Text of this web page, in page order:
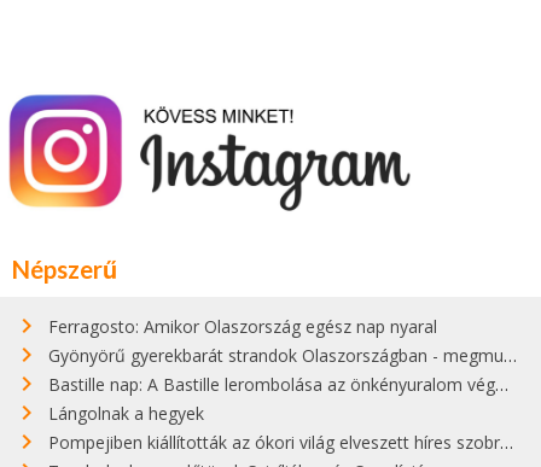
Népszerű
Ferragosto: Amikor Olaszország egész nap nyaral
Gyönyörű gyerekbarát strandok Olaszországban - megmutatjuk a 15 legjobbat
Bastille nap: A Bastille lerombolása az önkényuralom végét jelentette
Lángolnak a hegyek
Pompejiben kiállították az ókori világ elveszett híres szobrának másolatát